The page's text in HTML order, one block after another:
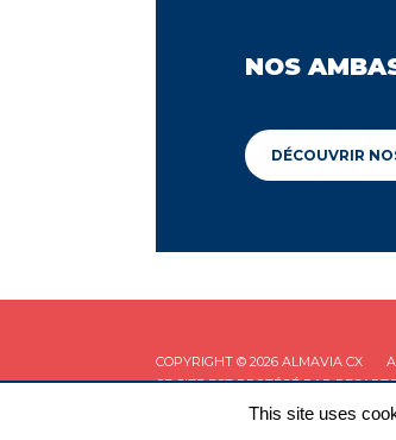
NOS
DÉCOUVRIR
COPYRIGHT © 2026 ALMAVIA CX
CE SITE EST PROTÉGÉ PAR
This site uses